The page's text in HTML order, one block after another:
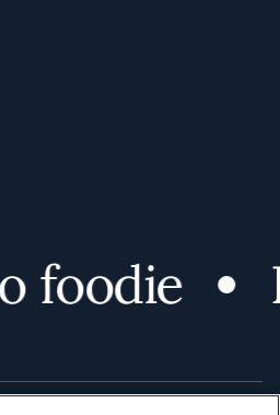
foodie